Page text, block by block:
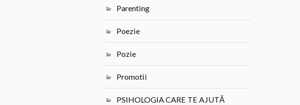
Parenting
Poezie
Pozie
Promotii
PSIHOLOGIA CARE TE AJUTĂ